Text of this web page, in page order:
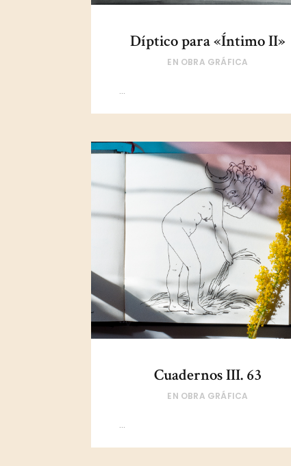
Díptico para «Íntimo II»
EN OBRA GRÁFICA
...
Cuadernos III. 63
EN OBRA GRÁFICA
...